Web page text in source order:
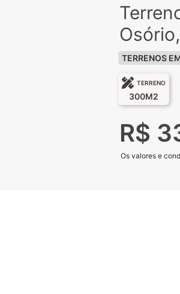
TERRENOS
TERRENO
300M2
R$
Os valores e